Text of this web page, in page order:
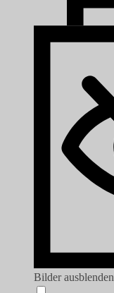
Bilder ausblenden